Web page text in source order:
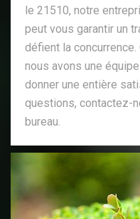
le 21510, notre
peut vous garantir un
défient la
nous avons une
donner une entière
questions, contactez-
bureau.